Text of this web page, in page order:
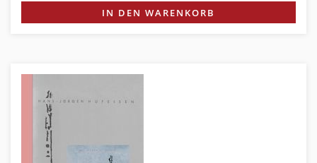
IN DEN WARENKORB